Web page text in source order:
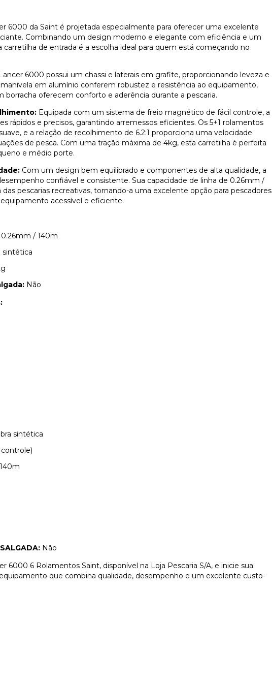
6000 da Saint é projetada especialmente para oferecer uma excelente
Combinando um design moderno e elegante com eficiência e um
de entrada é a escolha ideal para quem está começando no
6000 possui um chassi e laterais em grafite, proporcionando leveza e
manivela em alumínio conferem robustez e resistência ao equipamento,
borracha oferecem conforto e aderência durante a pescaria.
Equipada com um sistema de freio magnético de fácil controle, a
rápidos e precisos, garantindo arremessos eficientes. Os 5+1 rolamentos
e a relação de recolhimento de 6.2:1 proporciona uma velocidade
de pesca. Com uma tração máxima de 4kg, esta carretilha é perfeita
e médio porte.
Com um design bem equilibrado e componentes de alta qualidade, a
confiável e consistente. Sua capacidade de linha de 0.26mm /
das pescarias recreativas, tornando-a uma excelente opção para pescadores
acessível e eficiente.
0.26mm / 140m
sintética
Não
sintética
Não
6000 6 Rolamentos Saint, disponível na Loja Pescaria S/A, e inicie sua
que combina qualidade, desempenho e um excelente custo-